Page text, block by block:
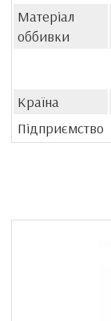
Матеріал
оббивки
Країна
Підприємство